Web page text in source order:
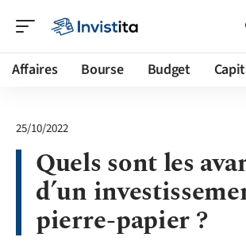
Affaires Bourse Budget
25/10/2022
Quels sont les
d’un
pierre-papier ?